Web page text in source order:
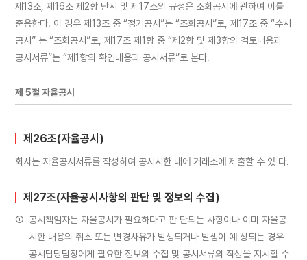
제13조, 제16조 제2항 단서 및 제17조의 규정은 조회공시에 관하여 이를
준용한다. 이 경우 제13조 중 “정기공시”는 “조회공시”로, 제17조 중 “수시
공시” 는 “조회공시”로, 제17조 제1항 중 “제2항 및 제3항의 검토내용과
공시서류”는 “제1항의 확인내용과 공시서류”로 본다.
제 5절 자율공시
제26조(자율공시)
회사는 자율공시서류를 작성하여 공시시한 내에 거래소에 제출할 수 있 다.
제27조(자율공시사항의 판단 및 정보의 수집)
① 공시책임자는 자율공시가 필요하다고 판 단되는 사항이나 이미 자율공
시한 내용의 취소 또는 변경사유가 발생되거나 발생이 예 상되는 경우
공시담당팀장에게 필요한 정보의 수집 및 공시서류의 작성을 지시할 수